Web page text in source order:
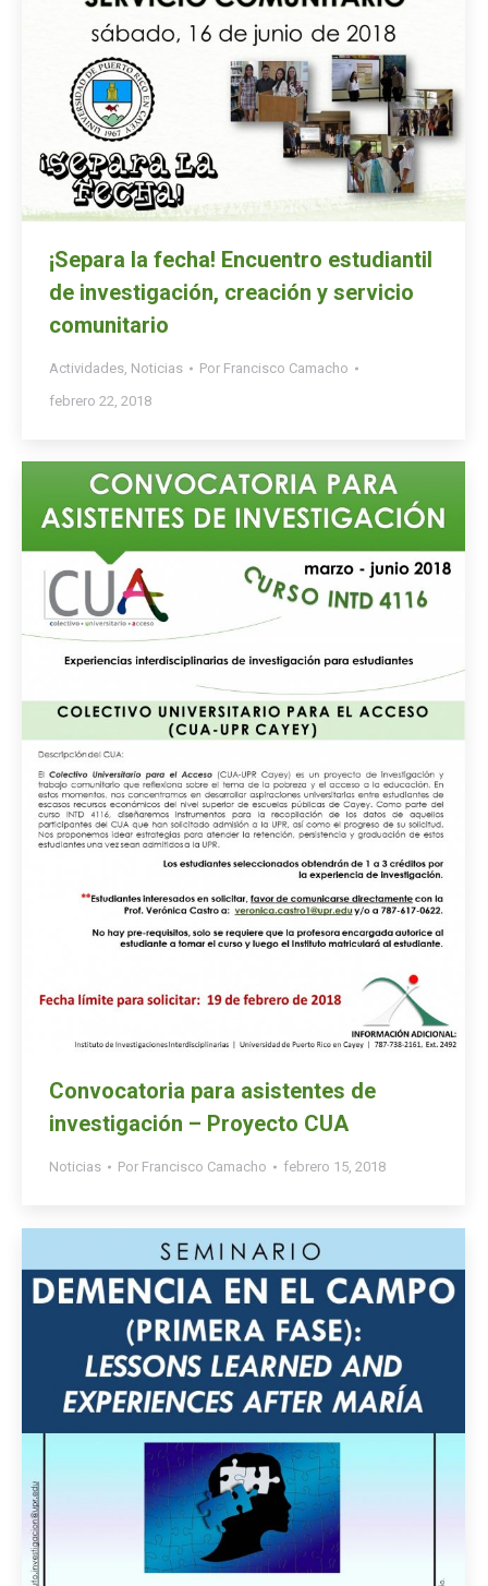
¡Separa la fecha! Encuentro estudiantil
de investigación, creación y servicio
comunitario
Actividades, Noticias Por Francisco Camacho
febrero 22, 2018
Convocatoria para asistentes de
investigación – Proyecto CUA
Noticias Por Francisco Camacho febrero 15, 2018